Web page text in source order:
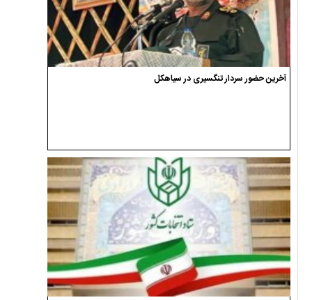
آخرین حضور سردار تنگسیری در سیاهکل